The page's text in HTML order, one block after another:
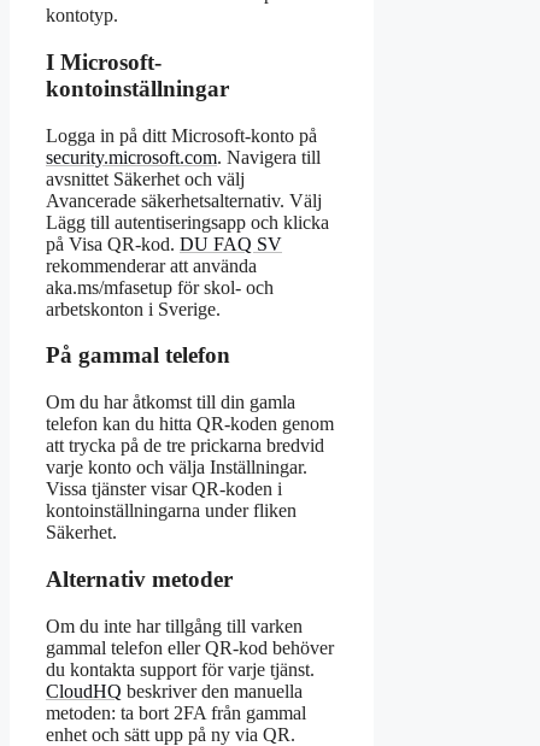
kontotyp.
I Microsoft-
kontoinställningar
Logga in på ditt Microsoft-konto på
security.microsoft.com. Navigera till
avsnittet Säkerhet och välj
Avancerade säkerhetsalternativ. Välj
Lägg till autentiseringsapp och klicka
på Visa QR-kod. DU FAQ SV
rekommenderar att använda
aka.ms/mfasetup för skol- och
arbetskonton i Sverige.
På gammal telefon
Om du har åtkomst till din gamla
telefon kan du hitta QR-koden genom
att trycka på de tre prickarna bredvid
varje konto och välja Inställningar.
Vissa tjänster visar QR-koden i
kontoinställningarna under fliken
Säkerhet.
Alternativ metoder
Om du inte har tillgång till varken
gammal telefon eller QR-kod behöver
du kontakta support för varje tjänst.
CloudHQ beskriver den manuella
metoden: ta bort 2FA från gammal
enhet och sätt upp på ny via QR.